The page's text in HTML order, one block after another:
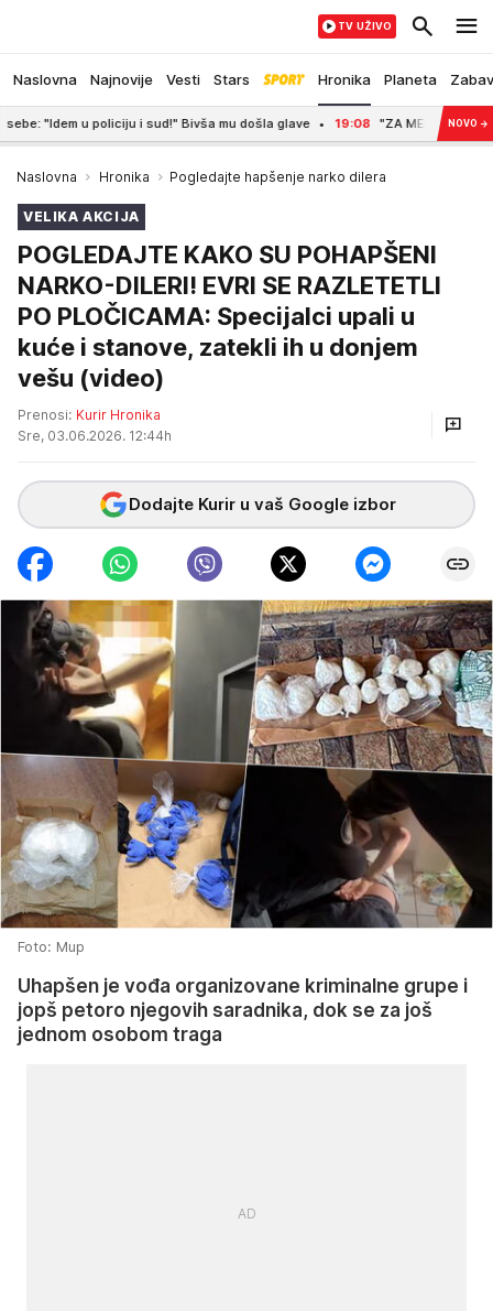
Naslovna Najnovije Vesti Stars Hronika Planeta
TV UŽIVO
u policiju i sud!" Bivša mu došla glave 19:08 "ZA MENE JE PITANJENOVO →
Naslovna Hronika Pogledajte hapšenje narko dilera
VELIKA AKCIJA
POGLEDAJTE KAKO SU POHAPŠENI
NARKO-DILERI! EVRI SE RAZLETETLI
PO PLOČICAMA: Specijalci upali u
kuće i stanove, zatekli ih u donjem
vešu (video)
Prenosi: Kurir Hronika
Sre, 03.06.2026. 12:44h
Dodajte Kurir u vaš Google izbor
Foto: Mup
Uhapšen je vođa organizovane kriminalne grupe i
jopš petoro njegovih saradnika, dok se za još
jednom osobom traga